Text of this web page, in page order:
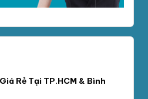
Rẻ Tại TP.HCM & Bình